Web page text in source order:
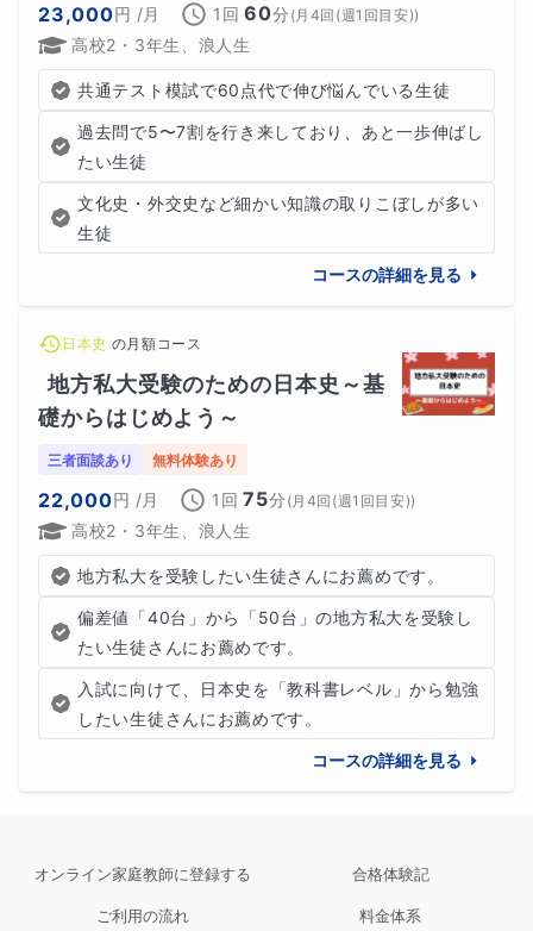
23,000円 /月 1回 60分 (月4回(週1回目安))
高校2・3年生、浪人生
共通テスト模試で60点代で伸び悩んでいる生徒
過去問で5〜7割を行き来しており、あと一歩伸ばし
たい生徒
文化史・外交史など細かい知識の取りこぼしが多い
生徒
コースの詳細を見る
日本史 の月額コース
地方私大受験のための日本史～基
礎からはじめよう～
三者面談あり 無料体験あり
22,000円 /月 1回 75分 (月4回(週1回目安))
高校2・3年生、浪人生
地方私大を受験したい生徒さんにお薦めです。
偏差値「40台」から「50台」の地方私大を受験し
たい生徒さんにお薦めです。
入試に向けて、日本史を「教科書レベル」から勉強
したい生徒さんにお薦めです。
コースの詳細を見る
オンライン家庭教師に登録する 合格体験記
ご利用の流れ 料金体系